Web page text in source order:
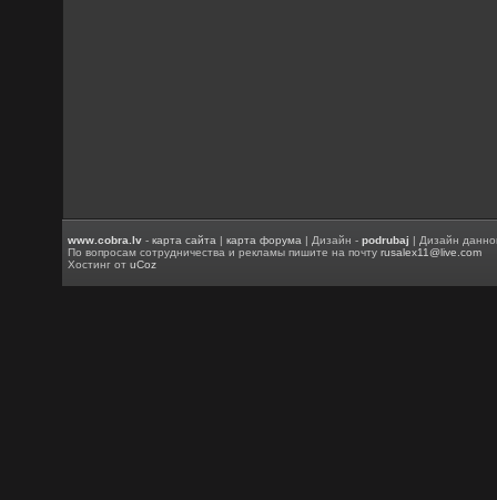
www.cobra.lv -карта сайта |карта форума | Дизайн -podrubaj | Дизайн
По вопросам сотрудничества и рекламы пишите на почтуrusalex11@live.com
Хостинг отuCoz